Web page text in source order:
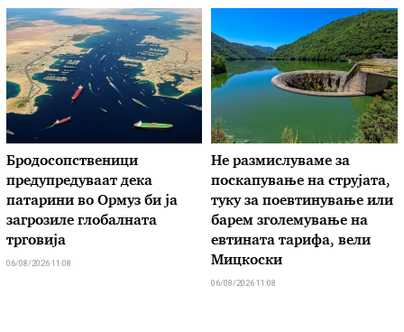
Бродосопственици
предупредуваат дека
патарини во Ормуз би ја
загрозиле глобалната
трговија
06/08/2026 11:08
Не размислуваме за
поскапување на струјата,
туку за поевтинување или
барем зголемување на
евтината тарифа, вели
Мицкоски
06/08/2026 11:08